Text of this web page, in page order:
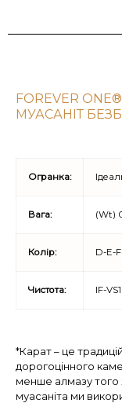
FOREVER
МУАСАНІТ
Огранка:
Вага: (Wt)
Колір: D-E-F
Чистота: IF-VS1
*Карат – це
дорогоцінного
менше алмазу того
муасаніта ми